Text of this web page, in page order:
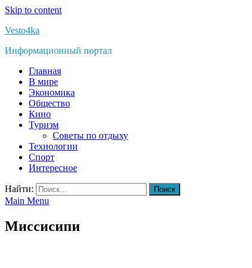
Skip to content
Vesto4ka
Информационный портал
Главная
В мире
Экономика
Общество
Кино
Туризм
Советы по отдыху
Технологии
Спорт
Интересное
Найти:
Main Menu
Миссисипи